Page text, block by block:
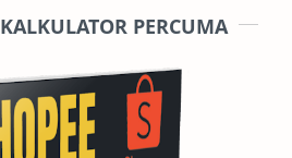
PERCUMA